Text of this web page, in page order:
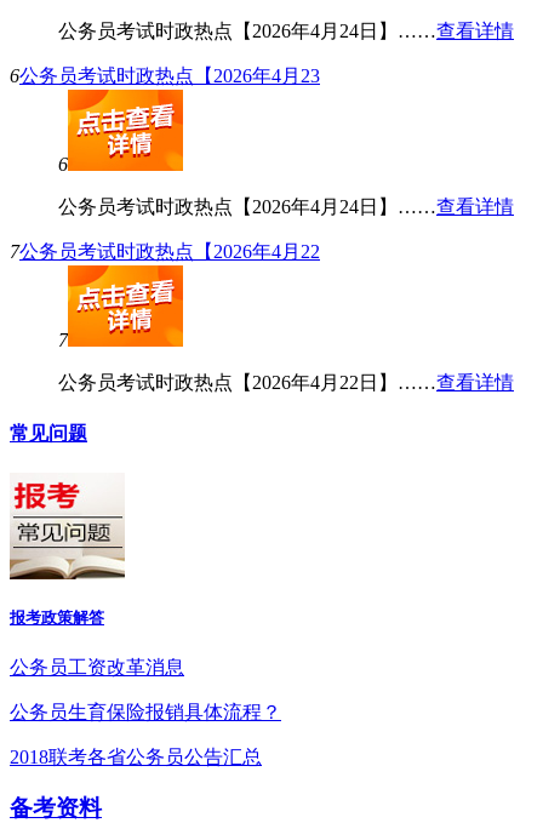
公务员考试时政热点【2026年4月24日】……查看详情
6公务员考试时政热点【2026年4月23
6
公务员考试时政热点【2026年4月24日】……查看详情
7公务员考试时政热点【2026年4月22
7
公务员考试时政热点【2026年4月22日】……查看详情
常见问题
报考政策解答
公务员工资改革消息
公务员生育保险报销具体流程？
2018联考各省公务员公告汇总
备考资料